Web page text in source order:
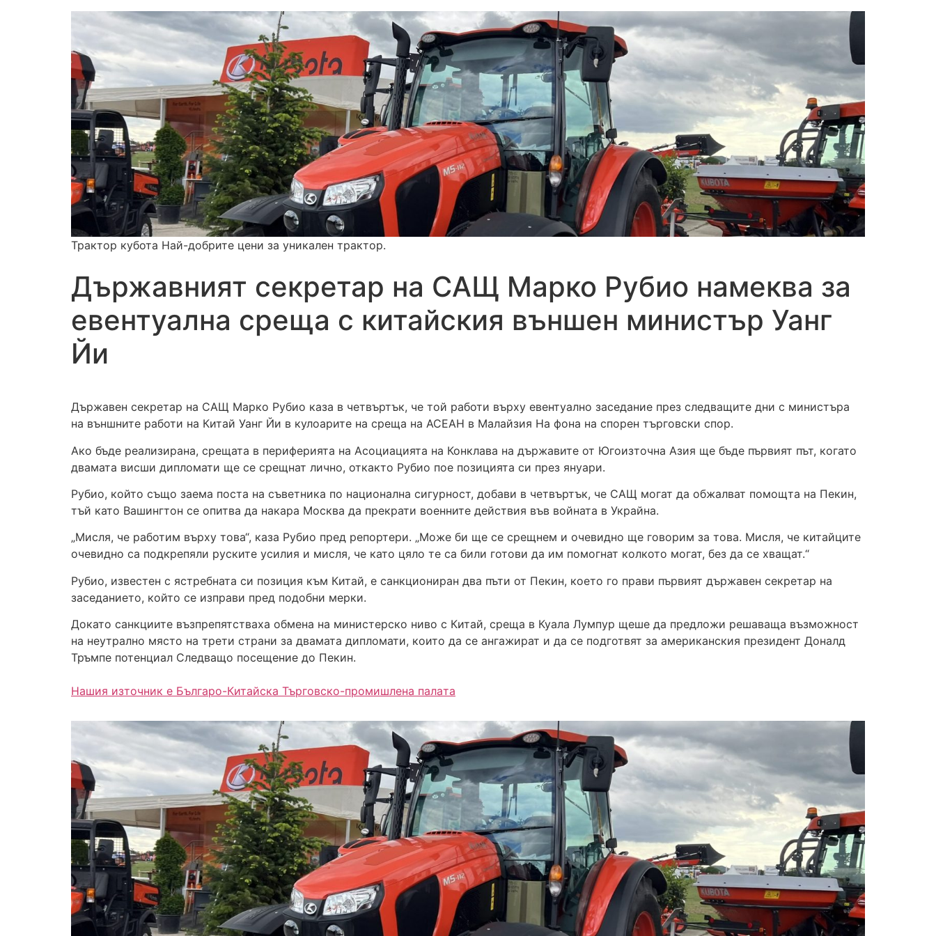
Трактор кубота Най-добрите цени за уникален трактор.
Държавният секретар на САЩ Марко Рубио намеква за
евентуална среща с китайския външен министър Уанг
Йи
Държавен секретар на САЩ Марко Рубио каза в четвъртък, че той работи върху евентуално заседание през следващите дни с министъра
на външните работи на Китай Уанг Йи в кулоарите на среща на АСЕАН в Малайзия На фона на спорен търговски спор.
Ако бъде реализирана, срещата в периферията на Асоциацията на Конклава на държавите от Югоизточна Азия ще бъде първият път, когато
двамата висши дипломати ще се срещнат лично, откакто Рубио пое позицията си през януари.
Рубио, който също заема поста на съветника по национална сигурност, добави в четвъртък, че САЩ могат да обжалват помощта на Пекин,
тъй като Вашингтон се опитва да накара Москва да прекрати военните действия във войната в Украйна.
„Мисля, че работим върху това“, каза Рубио пред репортери. „Може би ще се срещнем и очевидно ще говорим за това. Мисля, че китайците
очевидно са подкрепяли руските усилия и мисля, че като цяло те са били готови да им помогнат колкото могат, без да се хващат.“
Рубио, известен с ястребната си позиция към Китай, е санкциониран два пъти от Пекин, което го прави първият държавен секретар на
заседанието, който се изправи пред подобни мерки.
Докато санкциите възпрепятстваха обмена на министерско ниво с Китай, среща в Куала Лумпур щеше да предложи решаваща възможност
на неутрално място на трети страни за двамата дипломати, които да се ангажират и да се подготвят за американския президент Доналд
Тръмпе потенциал Следващо посещение до Пекин.
Нашия източник е Българо-Китайска Търговско-промишлена палaта